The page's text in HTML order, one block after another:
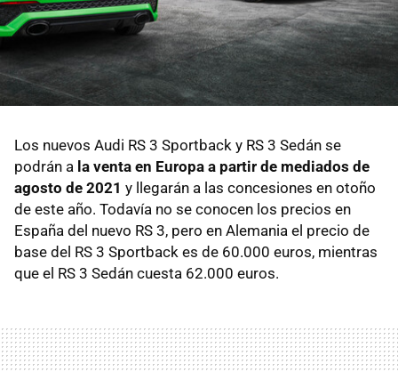
Los nuevos Audi RS 3 Sportback y RS 3 Sedán se
podrán a la venta en Europa a partir de mediados de
agosto de 2021 y llegarán a las concesiones en otoño
de este año. Todavía no se conocen los precios en
España del nuevo RS 3, pero en Alemania el precio de
base del RS 3 Sportback es de 60.000 euros, mientras
que el RS 3 Sedán cuesta 62.000 euros.